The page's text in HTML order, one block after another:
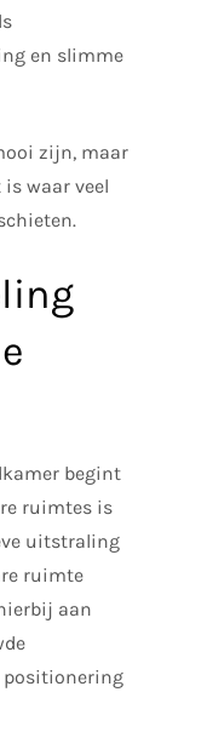
en slimme
zijn, maar
waar veel
begint
ruimtes is
uitstraling
ruimte
aan
positionering